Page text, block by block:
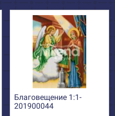
Благовещение 1:1-
201900044